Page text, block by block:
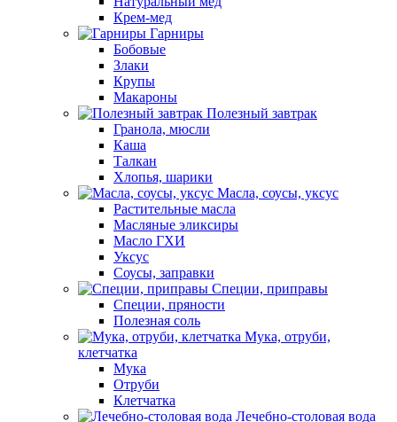
Крем-мед
Гарниры
Бобовые
Злаки
Крупы
Макароны
Полезный завтрак
Гранола, мюсли
Каша
Талкан
Хлопья, шарики
Масла, соусы, уксус
Растительные масла
Масляные эликсиры
Масло ГХИ
Уксус
Соусы, заправки
Специи, приправы
Специи, пряности
Полезная соль
Мука, отруби,
клетчатка
Мука
Отруби
Клетчатка
Лечебно-столовая вода